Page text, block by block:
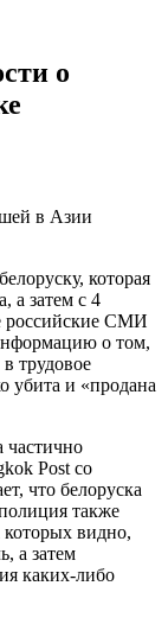
о
которая
а затем с 4
российские СМИ
о том,
трудовое
убита и «продана
частично
Post со
что белоруска
также
видно,
а затем
каких-либо